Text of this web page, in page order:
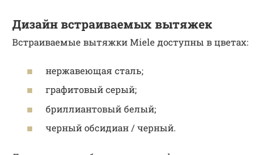
Дизайн встраиваемых вытяжек
Встраиваемые вытяжки Miele доступны в цветах:
нержавеющая сталь;
графитовый серый;
бриллиантовый белый;
черный обсидиан / черный.